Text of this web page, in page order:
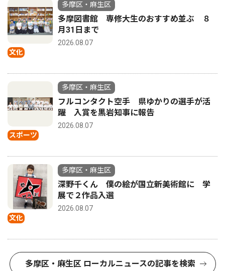
文化
多摩区・麻生区
多摩図書館 専修大生のおすすめ並ぶ ８
月31日まで
2026.08.07
スポーツ
多摩区・麻生区
フルコンタクト空手 県ゆかりの選手が活
躍 入賞を黒岩知事に報告
2026.08.07
文化
多摩区・麻生区
深野千くん 僕の絵が国立新美術館に 学
展で２作品入選
2026.08.07
多摩区・麻生区 ローカルニュースの記事を検索